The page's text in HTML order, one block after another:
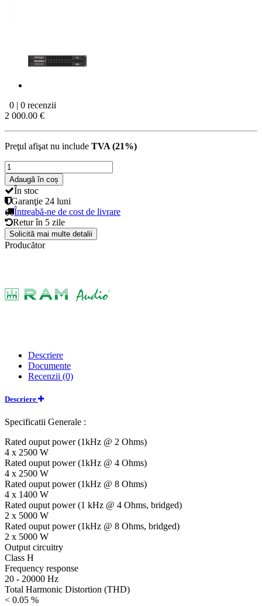
0 | 0 recenzii
2 000.00 €
Preţul afişat nu include TVA (21%)
Adaugă în coș
În stoc
Garanţie 24 luni
Întreabă-ne de cost de livrare
Retur în 5 zile
Solicită mai multe detalii
Producător
Descriere
Documente
Recenzii (0)
Descriere
Specificatii Generale :
Rated ouput power (1kHz @ 2 Ohms)
4 x 2500 W
Rated ouput power (1kHz @ 4 Ohms)
4 x 2500 W
Rated ouput power (1kHz @ 8 Ohms)
4 x 1400 W
Rated ouput power (1 kHz @ 4 Ohms, bridged)
2 x 5000 W
Rated ouput power (1kHz @ 8 Ohms, bridged)
2 x 5000 W
Output circuitry
Class H
Frequency response
20 - 20000 Hz
Total Harmonic Distortion (THD)
< 0.05 %